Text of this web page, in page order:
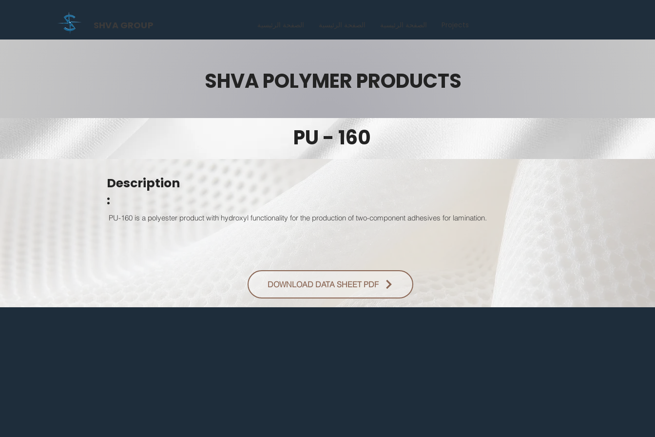
الصفحة الرئيسية الصفحة الرئيسية الصفحة الرئيسية Projects
SHVA GROUP
SHVA POLYMER PRODUCTS
PU - 160
Description
:
PU-160 is a polyester product with hydroxyl functionality for the production of two-component adhesives for lamination.
DOWNLOAD DATA SHEET PDF